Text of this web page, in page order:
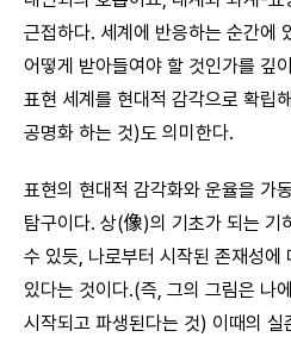
근접하다. 세계에 반응하는 순간에
어떻게 받아들여야 할 것인가를 깊
표현 세계를 현대적 감각으로 확립
공명화 하는 것)도 의미한다.
표현의 현대적 감각화와 운율을 가
탐구이다. 상(像)의 기초가 되는 기
수 있듯, 나로부터 시작된 존재성에
있다는 것이다.(즉, 그의 그림은 나
시작되고 파생된다는 것) 이때의 실